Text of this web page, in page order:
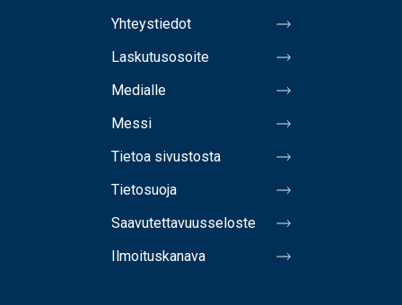
Yhteystiedot
Laskutusosoite
Medialle
Messi
Tietoa sivustosta
Tietosuoja
Saavutettavuusseloste
Ilmoituskanava